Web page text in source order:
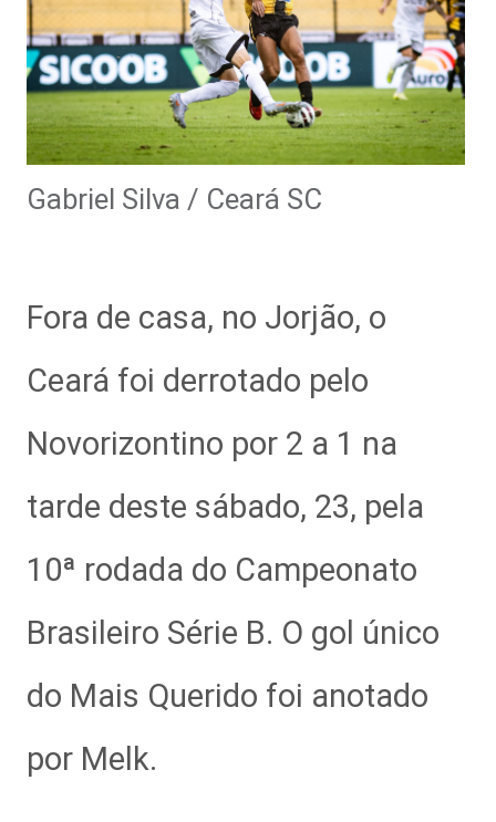
Gabriel Silva / Ceará SC
Fora de casa, no Jorjão, o
Ceará foi derrotado pelo
Novorizontino por 2 a 1 na
tarde deste sábado, 23, pela
10ª rodada do Campeonato
Brasileiro Série B. O gol único
do Mais Querido foi anotado
por Melk.